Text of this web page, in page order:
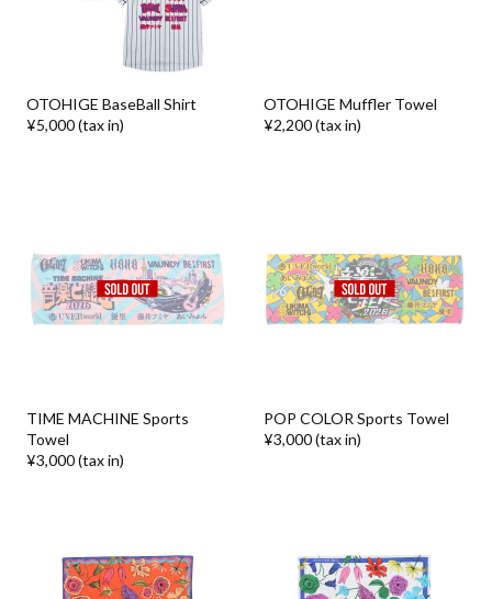
OTOHIGE BaseBall Shirt
¥5,000 (tax in)
OTOHIGE Muffler Towel
¥2,200 (tax in)
TIME MACHINE Sports
Towel
¥3,000 (tax in)
POP COLOR Sports Towel
¥3,000 (tax in)